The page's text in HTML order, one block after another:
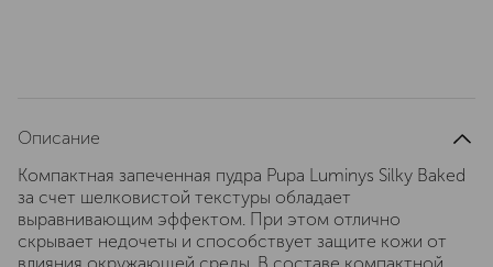
Описание
Компактная запеченная пудра Pupa Luminys Silky Baked
за счет шелковистой текстуры обладает
выравнивающим эффектом. При этом отлично
скрывает недочеты и способствует защите кожи от